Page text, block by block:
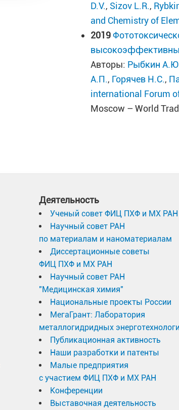
D.V., Sizov L.R.,
and Chemistry of
2019
Авторы: Рыбкин
А.П., Горячев Н.С.,
international Forum
Moscow – World
Деятельность
Ученый совет ФИЦ ПХФ и МХ РАН
Научный совет РАН
по материалам и наноматериалам
Диссертационные советы
ФИЦ ПХФ и МХ РАН
Научный совет РАН
"Медицинская химия"
Национальные проекты России
МегаГрант: Лаборатория
металлогидридных
Публикационная активность
Наши разработки и патенты
Малые предприятия
с участием ФИЦ ПХФ и МХ РАН
Конференции
Выставочная деятельность